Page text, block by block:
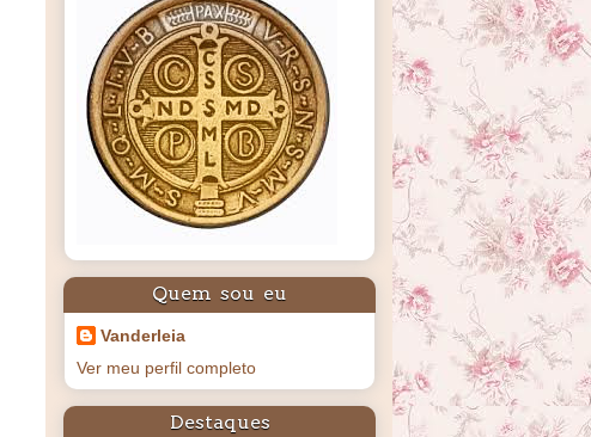
Quem sou eu
Vanderleia
Ver meu perfil completo
Destaques